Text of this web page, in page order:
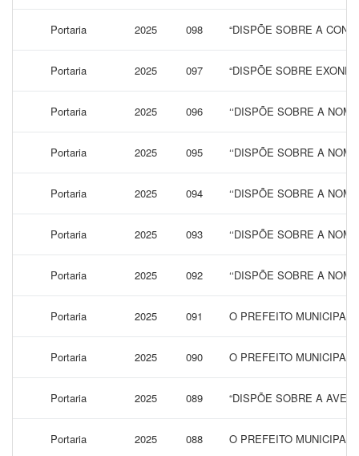
Portaria 2025 098 “DISPÕE SOBRE A
Portaria 2025 097 “DISPÕE SOBRE
Portaria 2025 096 ‘‘DISPÕE SOBRE A
Portaria 2025 095 ‘‘DISPÕE SOBRE A
Portaria 2025 094 ‘‘DISPÕE SOBRE A
Portaria 2025 093 ‘‘DISPÕE SOBRE A
Portaria 2025 092 ‘‘DISPÕE SOBRE A
Portaria 2025 091 O PREFEITO MUNICIPAL
Portaria 2025 090 O PREFEITO MUNICIPAL
Portaria 2025 089 “DISPÕE SOBRE A
Portaria 2025 088 O PREFEITO MUNICIPAL